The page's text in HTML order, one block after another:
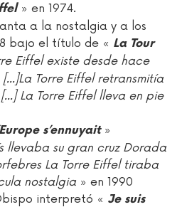
» en 1974.
a la nostalgia y a los
bajo el título de « La Tour
Eiffel existe desde hace
Torre Eiffel retransmitía
La Torre Eiffel lleva en pie
s’ennuyait»
llevaba su gran cruz Dorada
La Torre Eiffel tiraba
nostalgia » en 1990
interpretó « Je suis